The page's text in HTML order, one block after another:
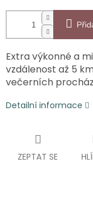
Extra výkonné a
vzdálenost až 5
večerních
Detailní informace
ZEPTAT SE